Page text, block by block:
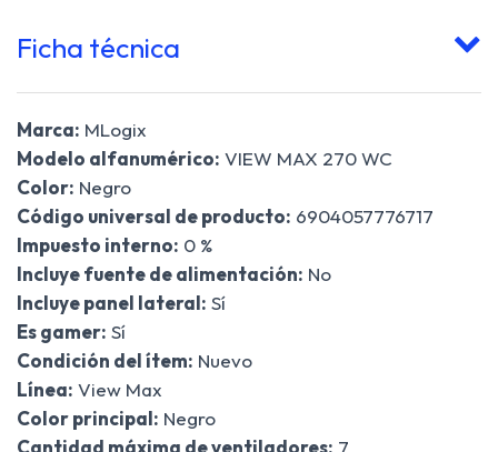
Ficha técnica
Marca: MLogix
Modelo alfanumérico: VIEW MAX 270 WC
Color: Negro
Código universal de producto: 6904057776717
Impuesto interno: 0 %
Incluye fuente de alimentación: No
Incluye panel lateral: Sí
Es gamer: Sí
Condición del ítem: Nuevo
Línea: View Max
Color principal: Negro
Cantidad máxima de ventiladores: 7